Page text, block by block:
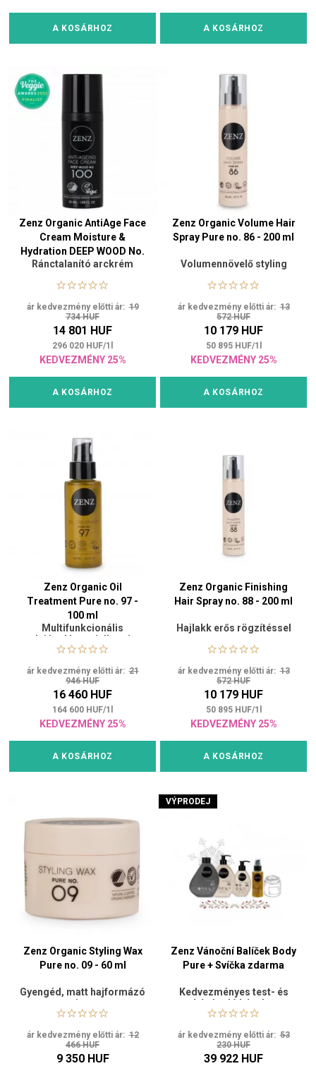
A KOSÁRHOZ A KOSÁRHOZ
Zenz Organic AntiAge Face
Cream Moisture &
Hydration DEEP WOOD No.
100 - 50 ml
Ránctalanító arckrém
ár kedvezmény előtti ár:19
734 HUF
14 801 HUF
296 020 HUF/1
KEDVEZMÉNY 25%
A KOSÁRHOZ
Zenz Organic Volume Hair
Spray Pure no. 86​ - 200 ml
Volumennövelő styling
ár kedvezmény előtti ár:13
572 HUF
10 179 HUF
50 895 HUF/1
KEDVEZMÉNY 25%
A KOSÁRHOZ
Zenz Organic Oil
Treatment Pure no. 97 -
100 ml
Multifunkcionális
olajápolás antiallergén
összetétellel
ár kedvezmény előtti ár:21
946 HUF
16 460 HUF
164 600 HUF/1
KEDVEZMÉNY 25%
A KOSÁRHOZ
Zenz Organic Finishing
Hair Spray no. 88 - 200 ml
Hajlakk erős rögzítéssel
ár kedvezmény előtti ár:13
572 HUF
10 179 HUF
50 895 HUF/1
KEDVEZMÉNY 25%
A KOSÁRHOZ
Zenz Organic Styling Wax
Pure no. 09 - 60 ml
Gyengéd, matt hajformázó
viasz
ár kedvezmény előtti ár:12
466 HUF
9 350 HUF
VÝPRODEJ
Zenz Vánoční Balíček Body
Pure + Svíčka zdarma
Kedvezményes test- és
kézápoló készlet
ár kedvezmény előtti ár:53
230 HUF
39 922 HUF